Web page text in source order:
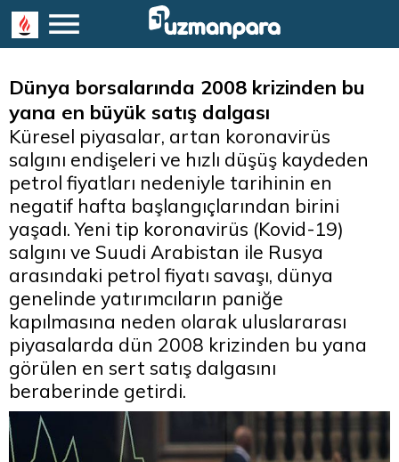
Dünya borsalarında 2008 krizinden bu
yana en büyük satış dalgası
Küresel piyasalar, artan koronavirüs
salgını endişeleri ve hızlı düşüş kaydeden
petrol fiyatları nedeniyle tarihinin en
negatif hafta başlangıçlarından birini
yaşadı. Yeni tip koronavirüs (Kovid-19)
salgını ve Suudi Arabistan ile Rusya
arasındaki petrol fiyatı savaşı, dünya
genelinde yatırımcıların paniğe
kapılmasına neden olarak uluslararası
piyasalarda dün 2008 krizinden bu yana
görülen en sert satış dalgasını
beraberinde getirdi.